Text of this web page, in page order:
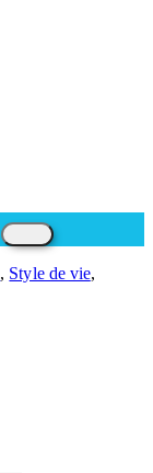
, Style de vie,